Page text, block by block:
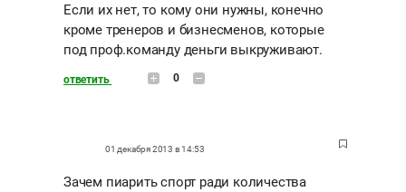
Если их нет, то кому они нужны, конечно
кроме тренеров и бизнесменов, которые
под проф.команду деньги выкруживают.
ответить 0
01 декабря 2013 в 14:53
Зачем пиарить спорт ради количества